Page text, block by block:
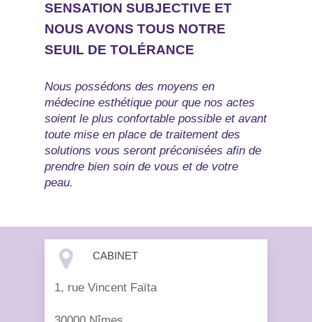
SENSATION SUBJECTIVE ET
NOUS AVONS TOUS NOTRE
SEUIL DE TOLÉRANCE
Nous possédons des moyens en
médecine esthétique pour que nos actes
soient le plus confortable possible et avant
toute mise en place de traitement des
solutions vous seront préconisées afin de
prendre bien soin de vous et de votre
peau.
CABINET
1, rue Vincent Faïta